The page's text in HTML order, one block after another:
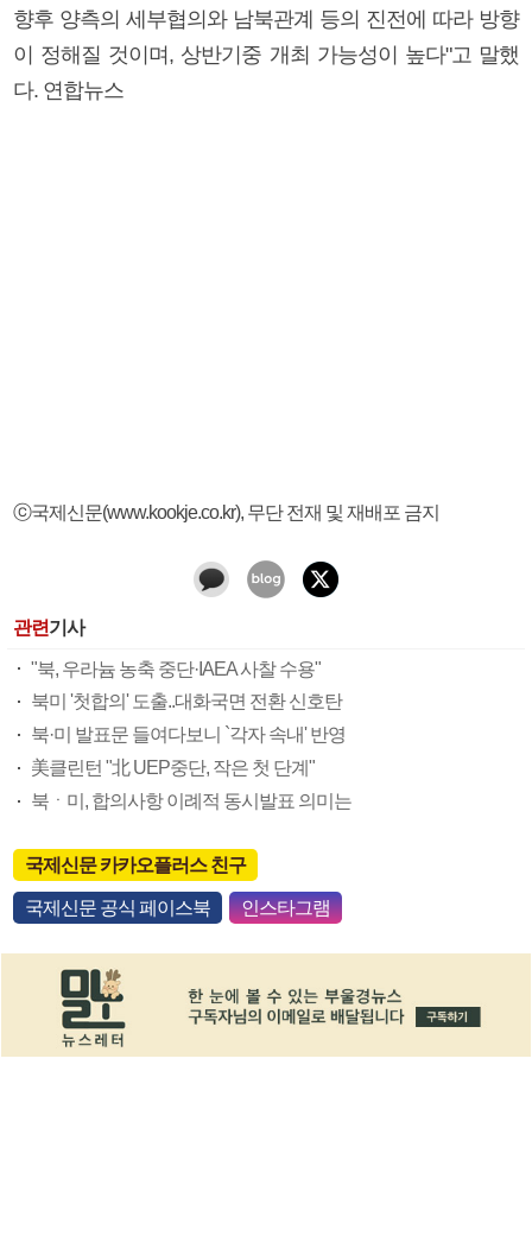
향후 양측의 세부협의와 남북관계 등의 진전에 따라 방향
이 정해질 것이며, 상반기중 개최 가능성이 높다"고 말했
다. 연합뉴스
ⓒ국제신문(www.kookje.co.kr), 무단 전재 및 재배포 금지
관련기사
"북, 우라늄 농축 중단·IAEA 사찰 수용"
북미 '첫합의' 도출..대화국면 전환 신호탄
북·미 발표문 들여다보니 `각자 속내' 반영
美클린턴 "北 UEP중단, 작은 첫 단계"
북ㆍ미, 합의사항 이례적 동시발표 의미는
국제신문 카카오플러스 친구
국제신문 공식 페이스북 인스타그램